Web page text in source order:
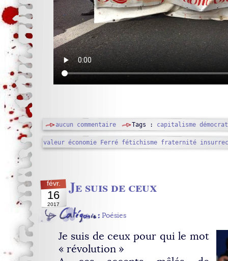
aucun commentaire Tags : capitalisme
valeur économie Ferré fétichisme fraternité
févr.
16
2017
Je suis de ceux
Poésies
Je suis de ceux pour qui le mot
« révolution »